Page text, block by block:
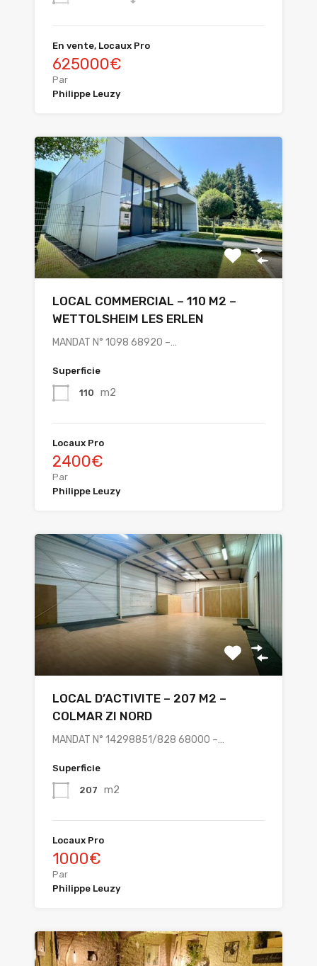
En vente, Locaux Pro
625000€
Par
Philippe Leuzy
LOCAL COMMERCIAL – 110 M2 –
WETTOLSHEIM LES ERLEN
MANDAT N° 1098 68920 –…
Superficie
110 m2
Locaux Pro
2400€
Par
Philippe Leuzy
LOCAL D’ACTIVITE – 207 M2 –
COLMAR ZI NORD
MANDAT N° 14298851/828 68000 –…
Superficie
207 m2
Locaux Pro
1000€
Par
Philippe Leuzy